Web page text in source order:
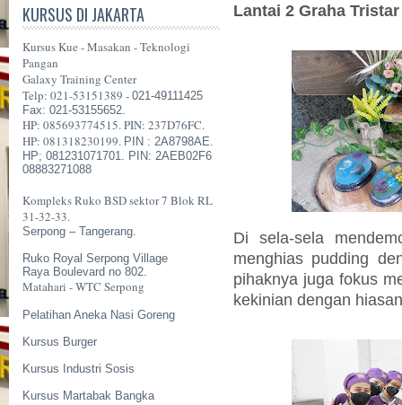
KURSUS DI JAKARTA
Kursus Kue - Masakan - Teknologi
Pangan
Galaxy Training Center
Telp: 021-53151389 - 021-49111425
Fax: 021-53155652.
HP: 085693774515. PIN: 237D76FC.
HP: 081318230199. PIN : 2A8798AE.
HP; 081231071701. PIN: 2AEB02F6
08883271088
Kompleks Ruko BSD sektor 7 Blok RL
31-32-33.
Serpong – Tangerang.
Ruko Royal Serpong Village
Raya Boulevard no 802.
Matahari - WTC Serpong
Pelatihan Aneka Nasi Goreng
Kursus Burger
Kursus Industri Sosis
Kursus Martabak Bangka
Lantai 2 Graha
Di sela-sela
menghias pudding
pihaknya juga fokus
kekinian dengan